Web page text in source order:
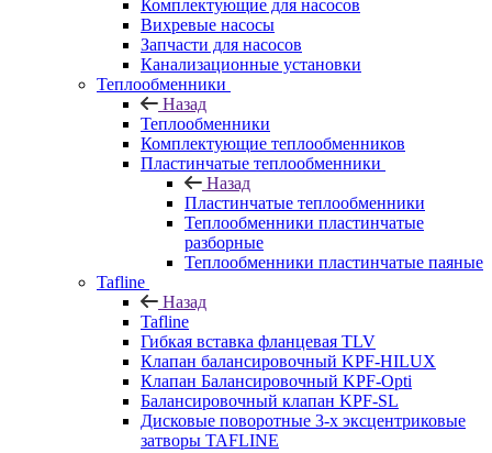
Комплектующие для насосов
Вихревые насосы
Запчасти для насосов
Канализационные установки
Теплообменники
Назад
Теплообменники
Комплектующие теплообменников
Пластинчатые теплообменники
Назад
Пластинчатые теплообменники
Теплообменники пластинчатые
разборные
Теплообменники пластинчатые паяные
Tafline
Назад
Tafline
Гибкая вставка фланцевая TLV
Клапан балансировочный KPF-HILUX
Клапан Балансировочный KPF-Opti
Балансировочный клапан KPF-SL
Дисковые поворотные 3-х эксцентриковые
затворы TAFLINE